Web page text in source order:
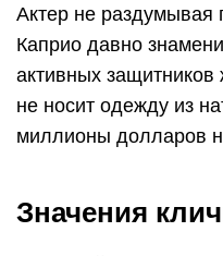
Актер не раздумывая
Каприо давно
активных
не носит одежду из
миллионы долларов
Значения